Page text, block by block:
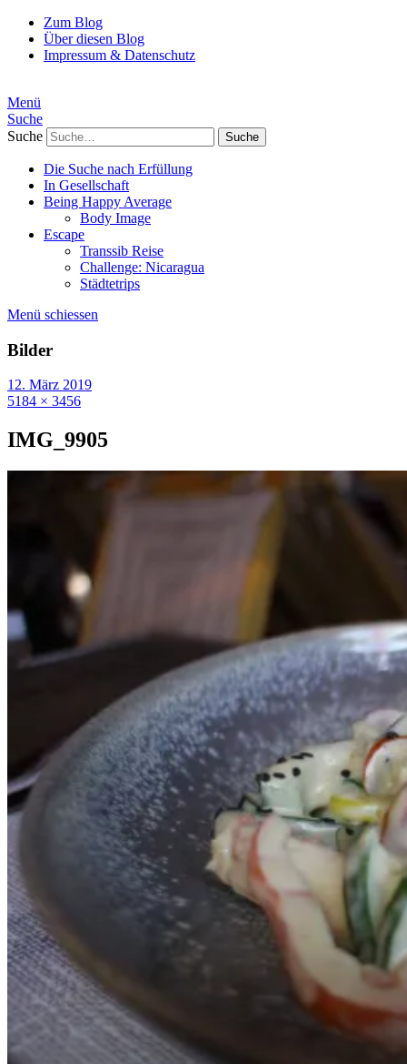
Zum Blog
Über diesen Blog
Impressum & Datenschutz
Menü
Suche
Suche
Die Suche nach Erfüllung
In Gesellschaft
Being Happy Average
Body Image
Escape
Transsib Reise
Challenge: Nicaragua
Städtetrips
Menü schiessen
Bilder
12. März 2019
5184 × 3456
IMG_9905